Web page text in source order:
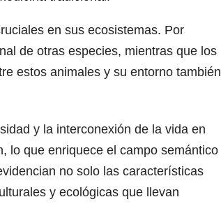
en sus ecosistemas. Por
de otras especies, mientras que los
estos animales y su entorno también
y la interconexión de la vida en
lo que enriquece el campo semántico
no solo las características
y ecológicas que llevan